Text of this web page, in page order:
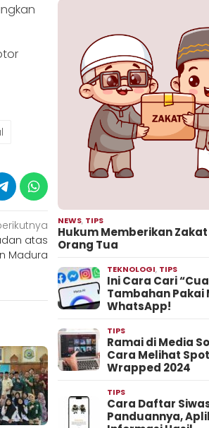
atas
Madura
NEWS, TIPS
Hukum Memberikan
Orang Tua
TEKNOLOGI, TIPS
Ini Cara Cari
Tambahan Pakai
WhatsApp!
TIPS
Ramai di Media
Cara Melihat
Wrapped 2024
TIPS
Cara Daftar
Panduannya,